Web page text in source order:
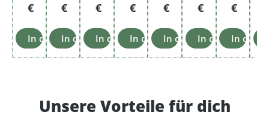
€
In den Warenkorb
€
In den Warenkorb
€
In den Warenkorb
€
In den Warenkorb
€
In den Warenkorb
€
In den
€
In den
Unsere Vorteile für dich